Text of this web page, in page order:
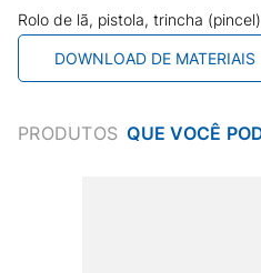
Rolo de lã, pistola, trincha (pincel)
DOWNLOAD DE MATERIAIS
PRODUTOS